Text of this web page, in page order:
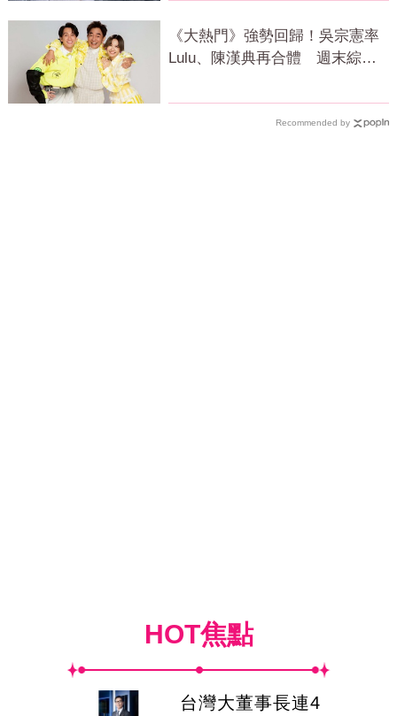
《大熱門》強勢回歸！吳宗憲率
Lulu、陳漢典再合體 週末綜藝
Recommended by
HOT焦點
台灣大董事長連4